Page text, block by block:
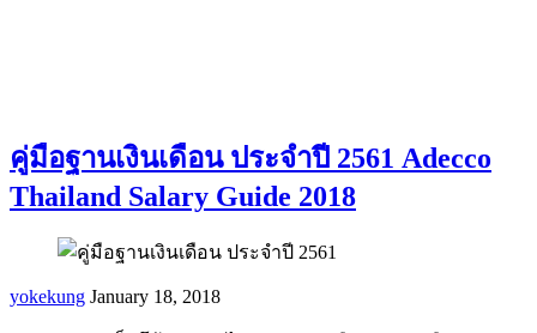
คู่มือฐานเงินเดือน ประจำปี 2561 Adecco
Thailand Salary Guide 2018
yokekung January 18, 2018